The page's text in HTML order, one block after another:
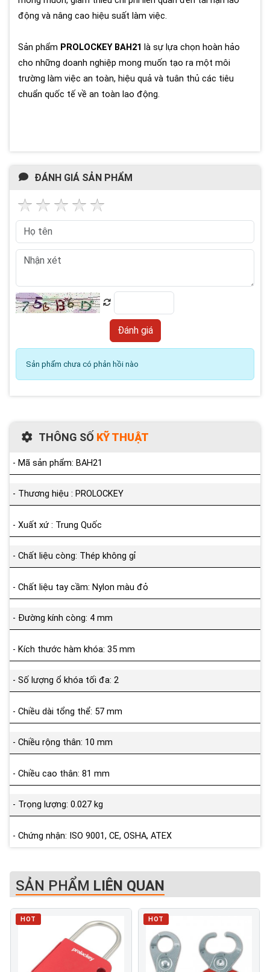
động và nâng cao hiệu suất làm việc.
Sản phẩm PROLOCKEY BAH21 là sự lựa chọn hoàn hảo
cho những doanh nghiệp mong muốn tạo ra một môi
trường làm việc an toàn, hiệu quả và tuân thủ các tiêu
chuẩn quốc tế về an toàn lao động.
ĐÁNH GIÁ SẢN PHẨM
Sản phẩm chưa có phản hồi nào
THÔNG SỐ KỸ THUẬT
- Mã sản phẩm: BAH21
- Thương hiệu : PROLOCKEY
- Xuất xứ : Trung Quốc
- Chất liệu còng: Thép không gỉ
- Chất liệu tay cầm: Nylon màu đỏ
- Đường kính còng: 4 mm
- Kích thước hàm khóa: 35 mm
- Số lượng ổ khóa tối đa: 2
- Chiều dài tổng thể: 57 mm
- Chiều rộng thân: 10 mm
- Chiều cao thân: 81 mm
- Trọng lượng: 0.027 kg
- Chứng nhận: ISO 9001, CE, OSHA, ATEX
SẢN PHẨM LIÊN QUAN
HOT HOT